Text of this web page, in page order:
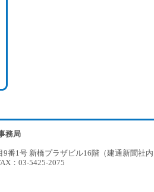
務局
9番1号 新橋プラザビル16階（建通新聞社
：03-5425-2075